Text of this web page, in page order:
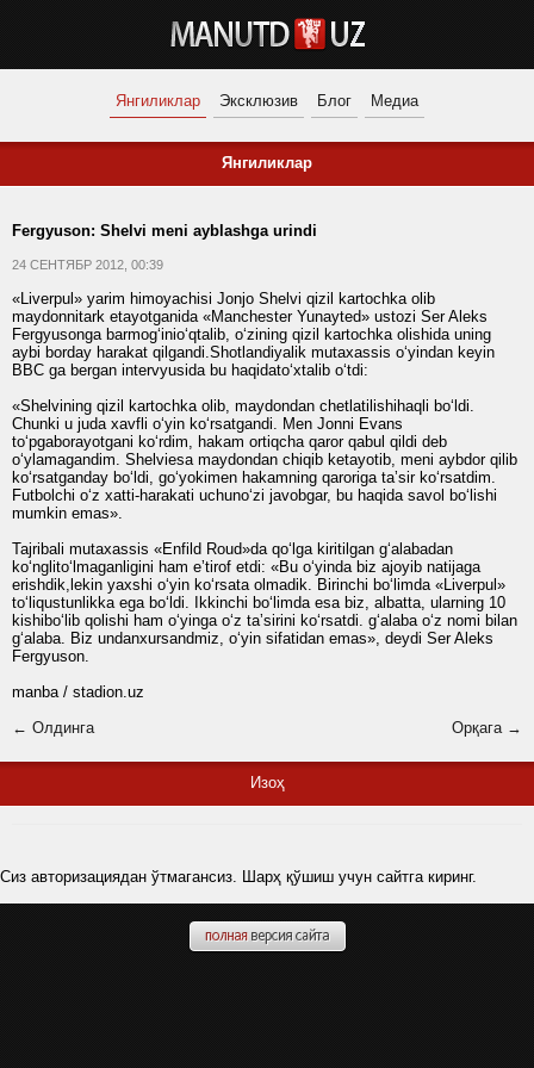
Янгиликлар Эксклюзив Блог Медиа
Янгиликлар
Fergyuson: Shelvi meni ayblashga urindi
24 СЕНТЯБР 2012, 00:39
«Liverpul» yarim himoyachisi Jonjo Shelvi qizil kartochka olib
maydonnitark etayotganida «Manchester Yunayted» ustozi Ser Aleks
Fergyusonga barmog‘inio‘qtalib, o‘zining qizil kartochka olishida uning
aybi borday harakat qilgandi.Shotlandiyalik mutaxassis o‘yindan keyin
BBC ga bergan intervyusida bu haqidato‘xtalib o‘tdi:
«Shelvining qizil kartochka olib, maydondan chetlatilishihaqli bo‘ldi.
Chunki u juda xavfli o‘yin ko‘rsatgandi. Men Jonni Evans
to‘pgaborayotgani ko‘rdim, hakam ortiqcha qaror qabul qildi deb
o‘ylamagandim. Shelviesa maydondan chiqib ketayotib, meni aybdor qilib
ko‘rsatganday bo‘ldi, go‘yokimen hakamning qaroriga taʼsir ko‘rsatdim.
Futbolchi o‘z xatti-harakati uchuno‘zi javobgar, bu haqida savol bo‘lishi
mumkin emas».
Tajribali mutaxassis «Enfild Roud»da qo‘lga kiritilgan g‘alabadan
ko‘nglito‘lmaganligini ham eʼtirof etdi: «Bu o‘yinda biz ajoyib natijaga
erishdik,lekin yaxshi o‘yin ko‘rsata olmadik. Birinchi bo‘limda «Liverpul»
to‘liqustunlikka ega bo‘ldi. Ikkinchi bo‘limda esa biz, albatta, ularning 10
kishibo‘lib qolishi ham o‘yinga o‘z taʼsirini ko‘rsatdi. g‘alaba o‘z nomi bilan
g‘alaba. Biz undanxursandmiz, o‘yin sifatidan emas», deydi Ser Aleks
Fergyuson.
manba / stadion.uz
← Олдинга
Орқага →
Изоҳ
Сиз авторизациядан ўтмагансиз. Шарҳ қўшиш учун сайтга киринг.